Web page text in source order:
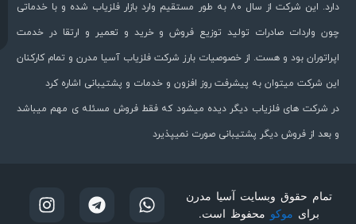
دارد. این شرکت از سال ۸۰ به طور مستقیم وارد بازار فلزیاب شده و با خدماتی
چون واردات صادرات تولید توزیع فروش و خرید و تعمیر و ارتقا در خدمت
اپراتوران بود و هست. از خصوصیات بارز شرکت فلزیاب آسیا مدرن و تمام کارکنان
این شرکت میتوان به پیشرفت روز افزون و خدمات و پشتیبانی اشاره کرد
در شرکت های فلزیاب دیگر دیده میشود که فقط فروش مسئله ی مهم میباشد
و بعد از فروش دیگر پشتیبانی صورت نمیپذیرد
تمام حقوق وبسایت آسیا مدرن
برای موکو محفوظ است.